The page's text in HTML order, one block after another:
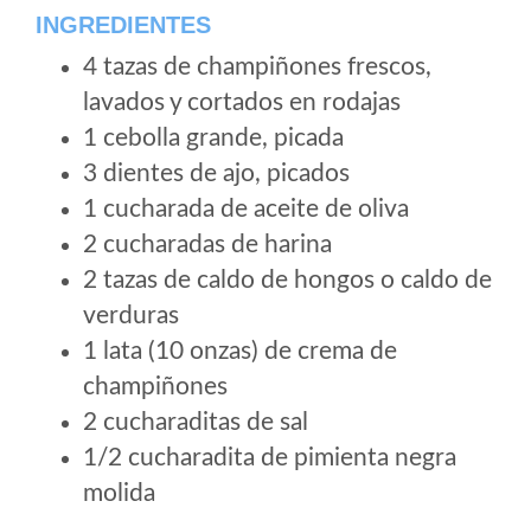
INGREDIENTES
4 tazas de champiñones frescos,
lavados y cortados en rodajas
1 cebolla grande, picada
3 dientes de ajo, picados
1 cucharada de aceite de oliva
2 cucharadas de harina
2 tazas de caldo de hongos o caldo de
verduras
1 lata (10 onzas) de crema de
champiñones
2 cucharaditas de sal
1/2 cucharadita de pimienta negra
molida